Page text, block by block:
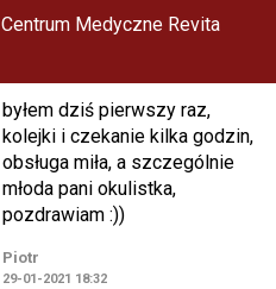
Centrum Medyczne Revita
byłem dziś pierwszy raz,
kolejki i czekanie kilka godzin,
obsługa miła, a szczególnie
młoda pani okulistka,
pozdrawiam :))
Piotr
29-01-2021 18:32